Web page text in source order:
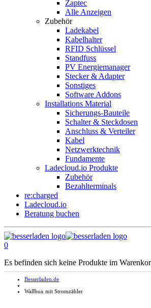
Zaptec
Alle Anzeigen
Zubehör
Ladekabel
Kabelhalter
RFID Schlüssel
Standfuss
PV Energiemanager
Stecker & Adapter
Sonstiges
Software Addons
Installations Material
Sicherungs-Bauteile
Schalter & Steckdosen
Anschluss & Verteiler
Kabel
Netzwerktechnik
Fundamente
Ladecloud.io Produkte
Zubehör
Bezahlterminals
re:charged
Ladecloud.io
Beratung buchen
0
Es befinden sich keine Produkte im
Besserladen.de
Wallbox mit Stromzähler